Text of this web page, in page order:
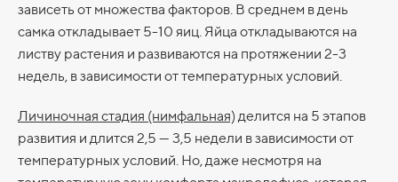
зависеть от множества факторов. В среднем в день
самка откладывает 5-10 яиц. Яйца откладываются на
листву растения и развиваются на протяжении 2-3
недель, в зависимости от температурных условий.
Личиночная стадия (нимфальная) делится на 5 этапов
развития и длится 2,5 — 3,5 недели в зависимости от
температурных условий. Но, даже несмотря на